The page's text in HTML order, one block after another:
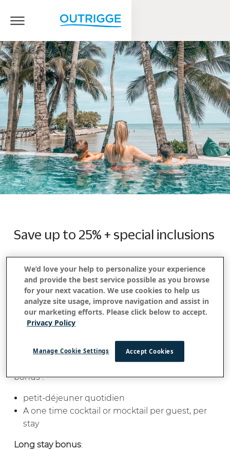
Save up to 25% + special inclusions
Viens être ici
Créez des souvenirs durables ensemble dans nos
destinations balnéaires emblématiques en
Thaïlande.
Réservez cette offre spéciale et bénéficiez
d'économies sur votre escapade grâce à ces
bonus :
petit-déjeuner quotidien
A one time cocktail or mocktail per guest, per
stay
Long stay bonus:
We’d love your help to personalize your experience
and provide the best service possible as you browse
for your next vacation. We use cookies to help us
analyze site usage, improve navigation and assist in
our marketing efforts. Please click below to accept.
Privacy Policy
Accept Cookies
Manage Cookie Settings